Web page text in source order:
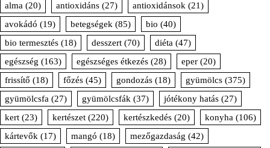
alma (20) antioxidáns (27) antioxidánsok (21)
avokádó (19) betegségek (85) bio (40)
bio termesztés (18) desszert (70) diéta (47)
egészség (163) egészséges étkezés (28) eper (20)
frissítő (18) főzés (45) gondozás (18) gyümölcs (375)
gyümölcsfa (27) gyümölcsfák (37) jótékony hatás (27)
kert (23) kertészet (220) kertészkedés (20) konyha (106)
kártevők (17) mangó (18) mezőgazdaság (42)